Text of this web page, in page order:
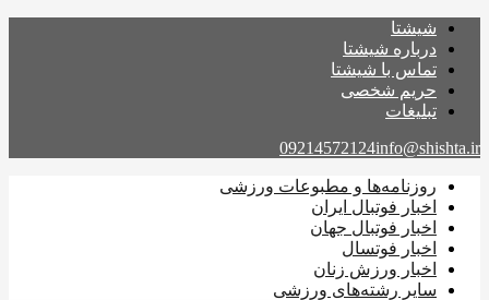
شیشتا
درباره شیشتا
تماس با شیشتا
حریم شخصی
تبلیغات
09214572124info@shishta.ir
روزنامه‌ها و مطبوعات ورزشی
اخبار فوتبال ایران
اخبار فوتبال جهان
اخبار فوتسال
اخبار ورزش زنان
سایر رشته‌های ورزشی